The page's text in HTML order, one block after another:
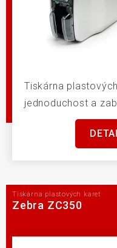
Tiskárna
jednoduchost a
Tiskárna plastových karet
Zebra ZC350